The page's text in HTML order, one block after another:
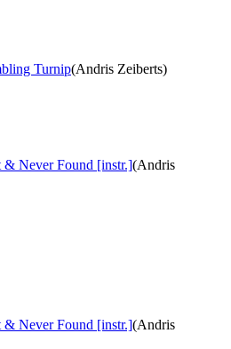
Turnip(Andris Zeiberts)
& Never Found [instr.](Andris
& Never Found [instr.](Andris